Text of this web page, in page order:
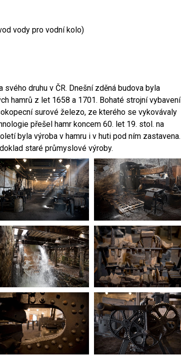
vody pro vodní kolo)
druhu v ČR. Dnešní zděná budova byla
hamrů z let 1658 a 1701. Bohaté strojní vybavení
surové železo, ze kterého se vykovávaly
přešel hamr koncem 60. let 19. stol. na
byla výroba v hamru i v huti pod ním zastavena.
staré průmyslové výroby.